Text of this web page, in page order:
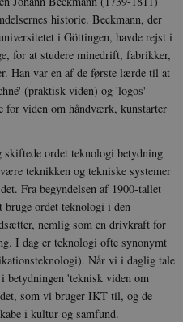
historie. Beckmann, der
i Göttingen, havde rejst i
for at studere minedrift, fabrikker,
Han var en af de første lærde til at
(praktisk viden) og 'logos'
for viden om håndværk, kunstarter
ordet teknologi betydning
teknikken og tekniske systemer
Fra begyndelsen af 1900-tallet
ordet teknologi i den
nemlig som en drivkraft for
I dag er teknologi ofte synonymt
Når vi i daglig tale
betydningen 'teknisk viden om
som vi bruger IKT til, og de
i kultur og samfund.